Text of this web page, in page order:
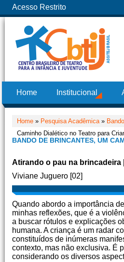
Acesso Restrito
Home Institucional
Home » Pesquisa Acadêmica»
Caminho Dialético no Teatro para
BANDO DE BRINCANTES, UM
Atirando o pau na brincadeira
Viviane Juguero [02]
Quando abordo a importância
minhas reflexões, que é a
a buscar rótulos e explicações
humana. A criança é um radar
constituídos de inúmeras
contexto, mas não exclusiva. É
considerando os diversos